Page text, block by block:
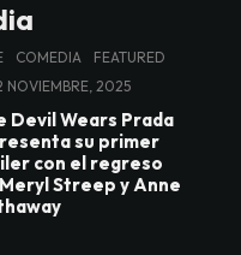
COMEDIA
FEATURED
NOVIEMBRE, 2025
Devil Wears Prada
su primer
con el regreso
Streep y Anne